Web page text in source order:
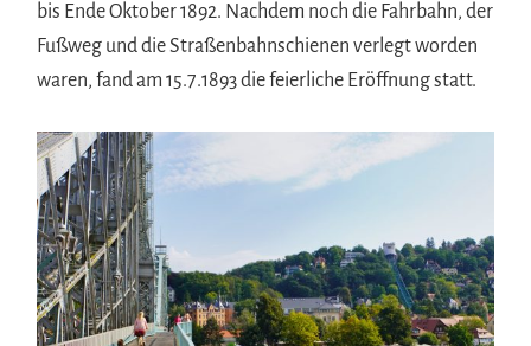
bis Ende Oktober 1892. Nachdem noch die Fahrbahn, der
Fußweg und die Straßenbahnschienen verlegt worden
waren, fand am 15.7.1893 die feierliche Eröffnung statt.